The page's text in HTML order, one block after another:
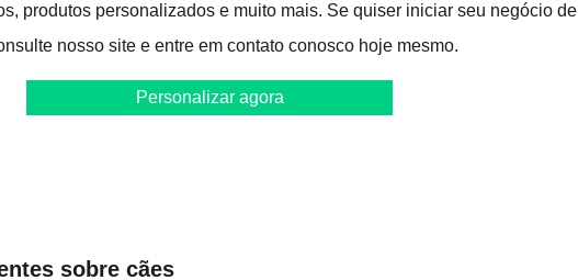
produtos personalizados e muito mais. Se quiser iniciar seu negócio de
nosso site e entre em contato conosco hoje mesmo.
Personalizar agora
sobre cães